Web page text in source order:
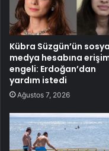
Kübra Süzgün’ün
medya hesabına
engeli: Erdoğan’dan
yardım istedi
Ağustos 7, 2026